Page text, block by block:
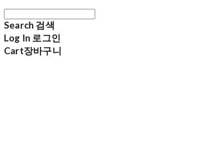
Search 검색
Log In 로그인
Cart장바구니